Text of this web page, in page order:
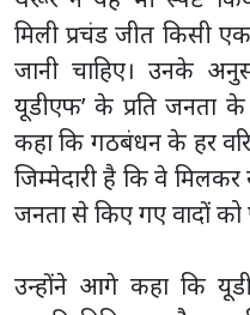
मिली प्रचंड जीत किसी
जानी चाहिए। उनके
यूडीएफ’ के प्रति जनता के
कहा कि गठबंधन के हर
जिम्मेदारी है कि वे
जनता से किए गए वादों को
उन्होंने आगे कहा कि